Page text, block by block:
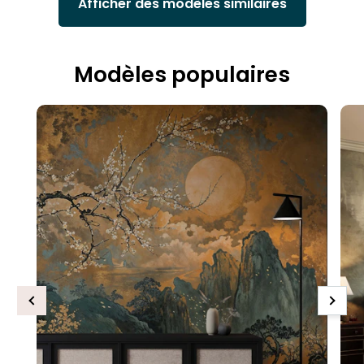
Modèles populaires
Previous Next